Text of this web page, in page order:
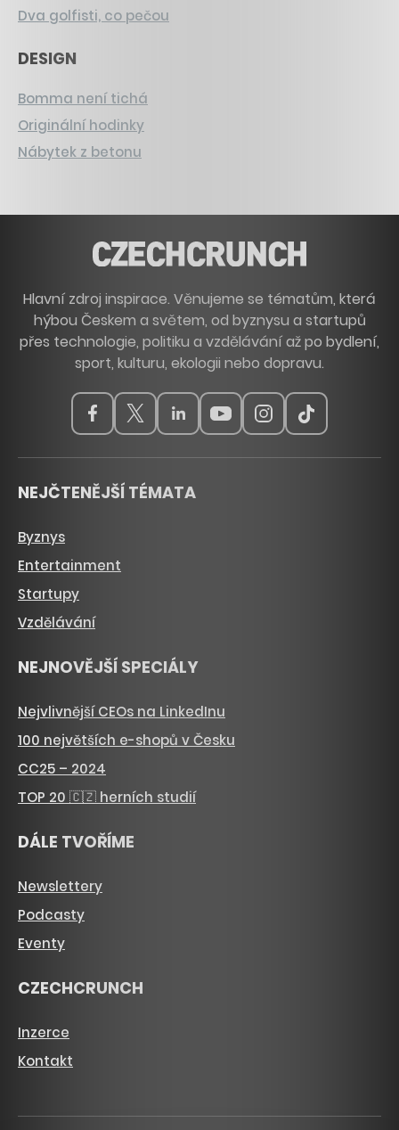
Dva golfisti, co pečou
DESIGN
Bomma není tichá
Originální hodinky
Nábytek z betonu
Hlavní zdroj inspirace. Věnujeme se tématům, která
hýbou Českem a světem, od byznysu a startupů
přes technologie, politiku a vzdělávání až po bydlení,
sport, kulturu, ekologii nebo dopravu.
NEJČTENĚJŠÍ TÉMATA
Byznys
Entertainment
Startupy
Vzdělávání
NEJNOVĚJŠÍ SPECIÁLY
Nejvlivnější CEOs na LinkedInu
100 největších e-shopů v Česku
CC25 – 2024
TOP 20 🇨🇿 herních studií
DÁLE TVOŘÍME
Newslettery
Podcasty
Eventy
CZECHCRUNCH
Inzerce
Kontakt